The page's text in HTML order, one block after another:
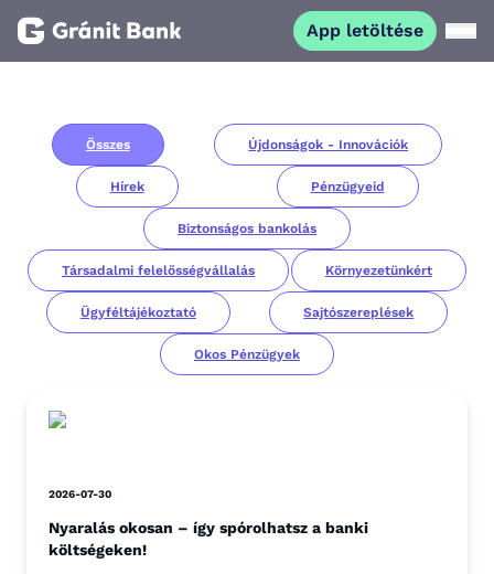
App letöltése
Vállalkozásoknak
Befektetőknek
Összes Újdonságok - Innovációk
Hírek Pénzügyeid
Biztonságos bankolás
Társadalmi felelősségvállalás Környezetünkért
Ügyféltájékoztató Sajtószereplések
Okos Pénzügyek
2026-07-30
Nyaralás okosan – így spórolhatsz a banki
költségeken!